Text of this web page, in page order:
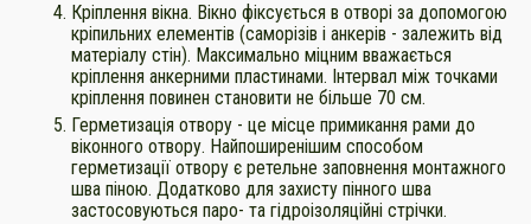
Кріплення вікна. Вікно фіксується в отворі за допомогою
кріпильних елементів (саморізів і анкерів - залежить від
матеріалу стін). Максимально міцним вважається
кріплення анкерними пластинами. Інтервал між точками
кріплення повинен становити не більше 70 см.
Герметизація отвору - це місце примикання рами до
віконного отвору. Найпоширенішим способом
герметизації отвору є ретельне заповнення монтажного
шва піною. Додатково для захисту пінного шва
застосовуються паро- та гідроізоляційні стрічки.